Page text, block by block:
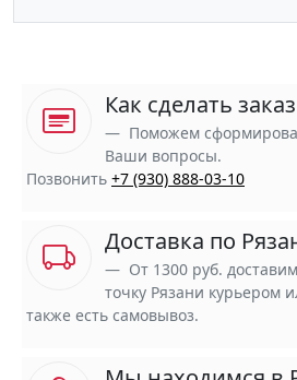
Как сделать заказ
Поможем
Ваши вопросы.
Позвонить +7 (930) 888-03-10
Доставка по
От 1300 руб.
точку Рязани курьером
также есть самовывоз.